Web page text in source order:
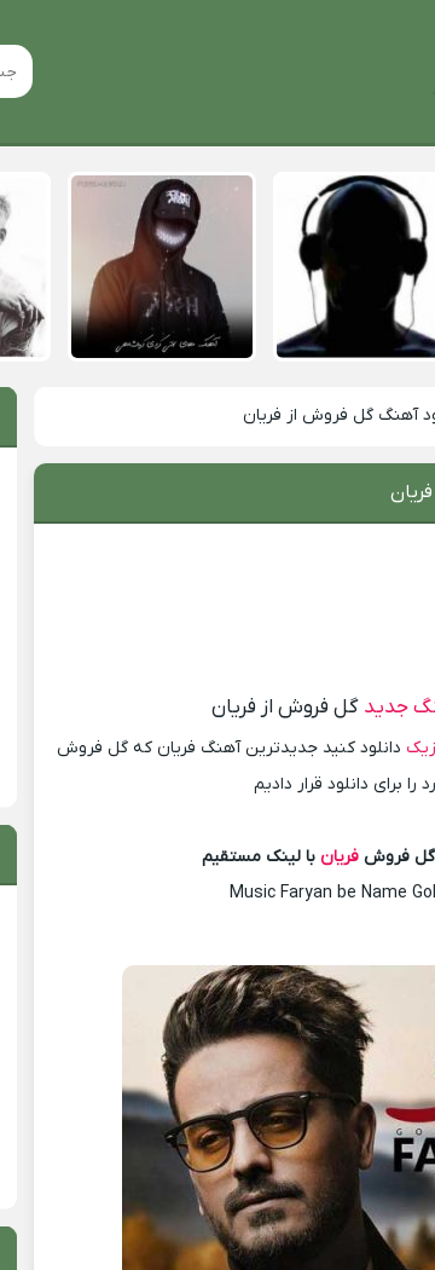
آهنگ گل فروش از فریان
جدید گل فروش از فریان
دانلود کنید جدیدترین آهنگ فریان که گل فروش
را برای دانلود قرار دادیم
گل فروشفریانبا لینک مستقیم
Music Faryan be Name